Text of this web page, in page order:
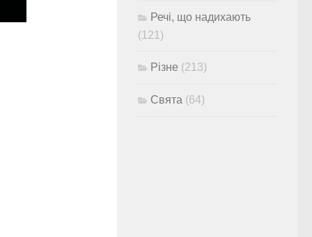
Речі, що надихають
(121)
Різне (213)
Свята (64)